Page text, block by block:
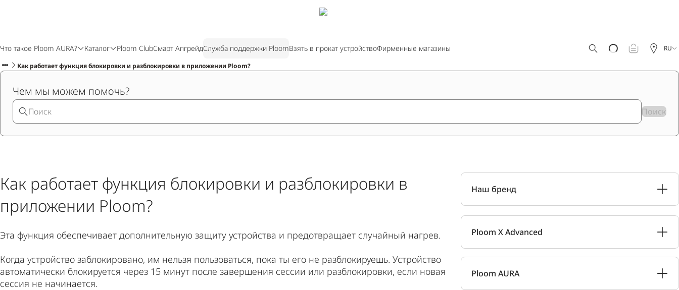
Что такое Ploom AURA? Каталог Ploom ClubСмарт АпгрейдСлужба поддержки PloomВзять в прокат устройствоФирменные магазины RU
Как работает функция блокировки и разблокировки в приложении Ploom?
Чем мы можем помочь?
Поиск
Как работает функция блокировки и разблокировки в
приложении Ploom?
Эта функция обеспечивает дополнительную защиту устройства и предотвращает случайный нагрев.
Когда устройство заблокировано, им нельзя пользоваться, пока ты его не разблокируешь. Устройство
автоматически блокируется через 15 минут после завершения сессии или разблокировки, если новая
сессия не начинается.
Наш бренд
Ploom X Advanced
Ploom AURA